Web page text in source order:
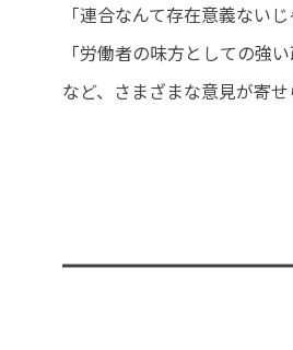
「連合なんて存在意義ない
「労働者の味方としての強
など、さまざまな意見が寄せ